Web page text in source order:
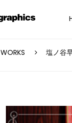
WORKS 塩ノ谷